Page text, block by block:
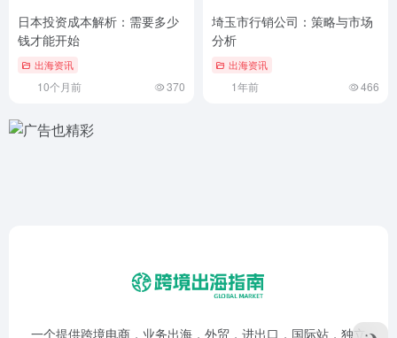
日本投资成本解析：需要多少
钱才能开始
出海资讯
10个月前 370
埼玉市行销公司：策略与市场
分析
出海资讯
1年前 466
一个提供跨境电商，业务出海，外贸，进出口，国际站，独立